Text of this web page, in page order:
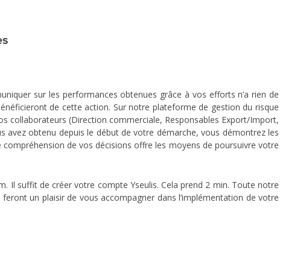
sur les performances obtenues grâce à vos efforts n’a rien de
de cette action. Sur notre plateforme de gestion du risque
collaborateurs (Direction commerciale, Responsables Export/Import,
obtenu depuis le début de votre démarche, vous démontrez les
de vos décisions offre les moyens de poursuivre votre
Il suffit de créer votre compte Yseulis. Cela prend 2 min. Toute notre
un plaisir de vous accompagner dans l’implémentation de votre